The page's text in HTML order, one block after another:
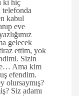
ki hiç
kabul
eve
gelecek
ettim, yok
Sizin
Ama kim
efendim.
olursaymış?
Siz adamı